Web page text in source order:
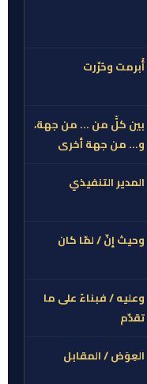
أُبرمت وحُرِّرت
بين كلٍّ من … من جهة،
و… من جهة أخرى
المدير التنفيذي
وحيث إنّ / لمّا كان
وعليه / فبناءً على ما
تقدّم
العِوَض / المقابل